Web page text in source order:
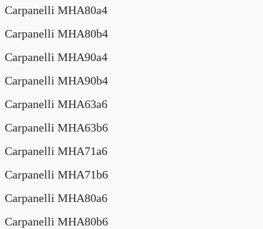
Carpanelli MHA80a4
Carpanelli MHA80b4
Carpanelli MHA90a4
Carpanelli MHA90b4
Carpanelli MHA63a6
Carpanelli MHA63b6
Carpanelli MHA71a6
Carpanelli MHA71b6
Carpanelli MHA80a6
Carpanelli MHA80b6